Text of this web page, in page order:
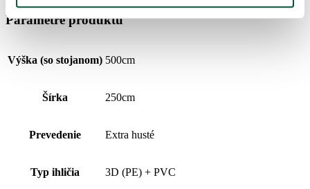
Parametre produktu
Výška (so stojanom) 500cm
Šírka 250cm
Prevedenie Extra husté
Typ ihličia 3D (PE) + PVC